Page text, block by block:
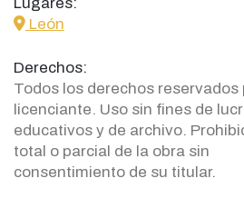
icon
León
Derechos:
Todos los derechos reservados
licenciante. Uso sin fines de
educativos y de archivo.
total o parcial de la obra sin
consentimiento de su titular.